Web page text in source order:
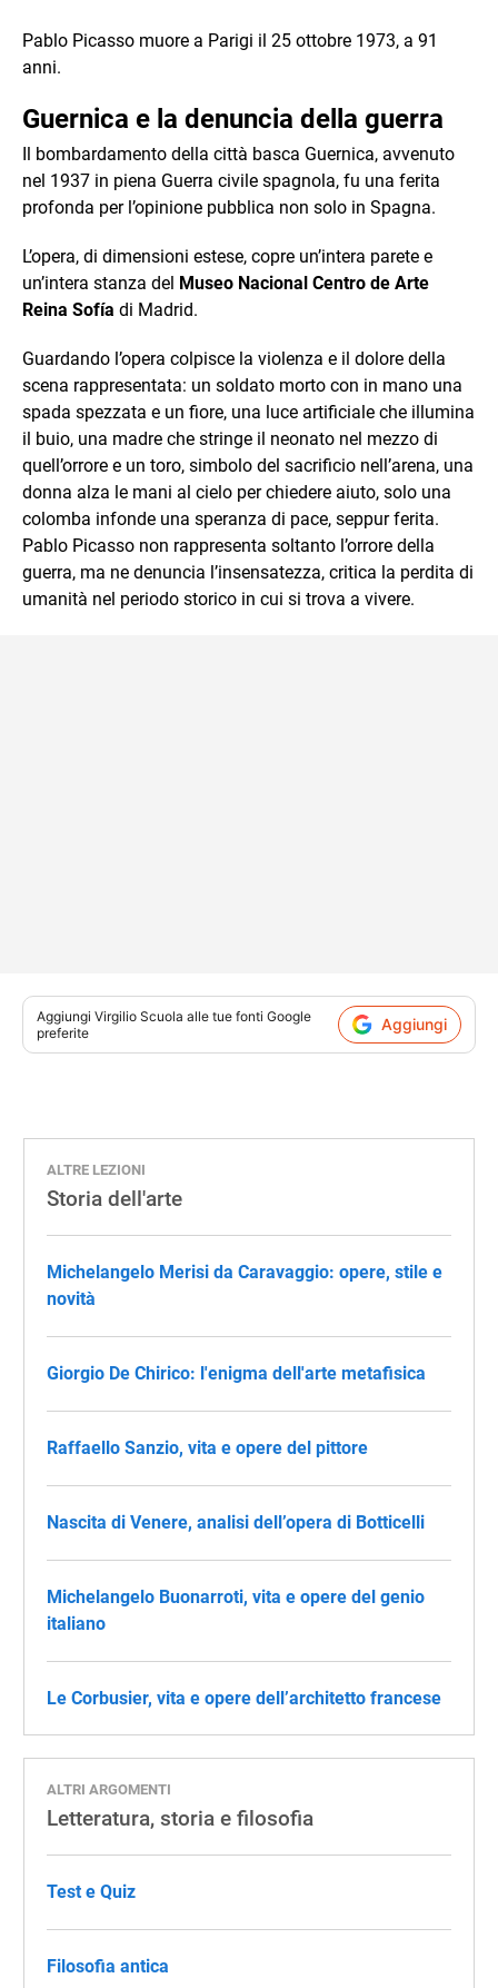
Pablo Picasso muore a Parigi il 25 ottobre 1973, a 91
anni.
Guernica e la denuncia della guerra
Il bombardamento della città basca Guernica, avvenuto
nel 1937 in piena Guerra civile spagnola, fu una ferita
profonda per l’opinione pubblica non solo in Spagna.
L’opera, di dimensioni estese, copre un’intera parete e
un’intera stanza del Museo Nacional Centro de Arte
Reina Sofía di Madrid.
Guardando l’opera colpisce la violenza e il dolore della
scena rappresentata: un soldato morto con in mano una
spada spezzata e un fiore, una luce artificiale che illumina
il buio, una madre che stringe il neonato nel mezzo di
quell’orrore e un toro, simbolo del sacrificio nell’arena, una
donna alza le mani al cielo per chiedere aiuto, solo una
colomba infonde una speranza di pace, seppur ferita.
Pablo Picasso non rappresenta soltanto l’orrore della
guerra, ma ne denuncia l’insensatezza, critica la perdita di
umanità nel periodo storico in cui si trova a vivere.
Aggiungi Virgilio Scuola alle tue fonti Google
preferite
Aggiungi
ALTRE LEZIONI
Storia dell'arte
Michelangelo Merisi da Caravaggio: opere, stile e
novità
Giorgio De Chirico: l'enigma dell'arte metafisica
Raffaello Sanzio, vita e opere del pittore
Nascita di Venere, analisi dell’opera di Botticelli
Michelangelo Buonarroti, vita e opere del genio
italiano
Le Corbusier, vita e opere dell’architetto francese
ALTRI ARGOMENTI
Letteratura, storia e filosofia
Test e Quiz
Filosofia antica